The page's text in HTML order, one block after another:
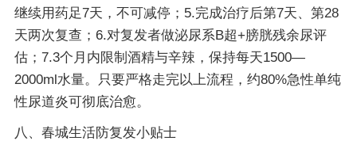
继续用药足7天，不可减停；5.完成治疗后第7天、第28
天两次复查；6.对复发者做泌尿系B超+膀胱残余尿评
估；7.3个月内限制酒精与辛辣，保持每天1500—
2000ml水量。只要严格走完以上流程，约80%急性单纯
性尿道炎可彻底治愈。
八、春城生活防复发小贴士